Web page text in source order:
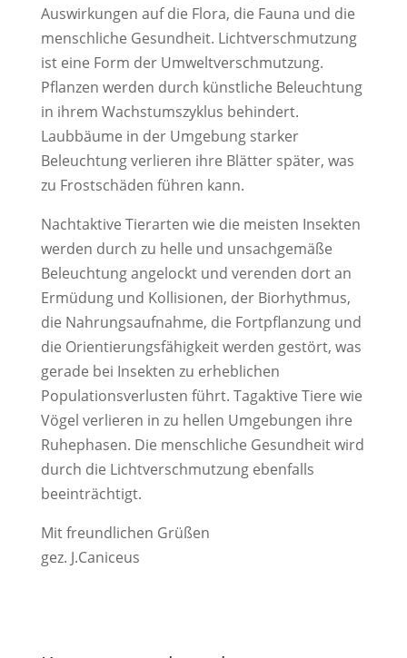
Auswirkungen auf die Flora, die Fauna und die
menschliche Gesundheit. Lichtverschmutzung
ist eine Form der Umweltverschmutzung.
Pflanzen werden durch künstliche Beleuchtung
in ihrem Wachstumszyklus behindert.
Laubbäume in der Umgebung starker
Beleuchtung verlieren ihre Blätter später, was
zu Frostschäden führen kann.
Nachtaktive Tierarten wie die meisten Insekten
werden durch zu helle und unsachgemäße
Beleuchtung angelockt und verenden dort an
Ermüdung und Kollisionen, der Biorhythmus,
die Nahrungsaufnahme, die Fortpflanzung und
die Orientierungsfähigkeit werden gestört, was
gerade bei Insekten zu erheblichen
Populationsverlusten führt. Tagaktive Tiere wie
Vögel verlieren in zu hellen Umgebungen ihre
Ruhephasen. Die menschliche Gesundheit wird
durch die Lichtverschmutzung ebenfalls
beeinträchtigt.
Mit freundlichen Grüßen
gez. J.Caniceus